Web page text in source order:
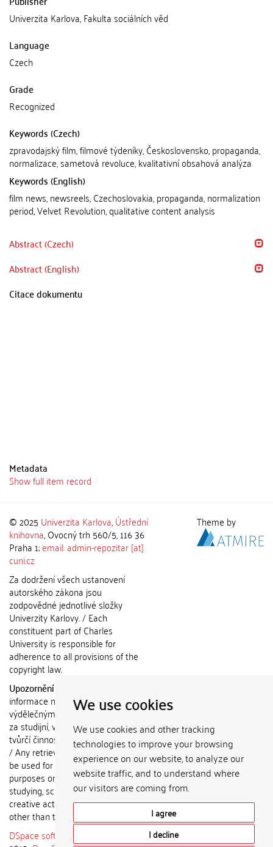
We use cookies
We use cookies and other tracking
technologies to improve your browsing
experience on our website, to analyze our
website traffic, and to understand where
our visitors are coming from.
I agree
I decline
Univerzita Karlova, Fakulta sociálních věd
Language
Czech
Grade
Recognized
Keywords (Czech)
zpravodajský film, filmové týdeníky, Československo, propaganda,
normalizace, sametová revoluce, kvalitativní obsahová analýza
Keywords (English)
film news, newsreels, Czechoslovakia, propaganda, normalization
period, Velvet Revolution, qualitative content analysis
Abstract (Czech)
Abstract (English)
Citace dokumentu
Metadata
Show full item record
© 2025 Univerzita Karlova,Ústřední
knihovna, Ovocný trh 560/5, 116 36
Praha 1;email: admin-repozitar [at]
cuni.cz
Za dodržení všech ustanovení
autorského zákona jsou
zodpovědné jednotlivé složky
Univerzity Karlovy. / Each
constituent part of Charles
University is responsible for
adherence to all provisions of the
copyright law.
Upozornění / Notice:
informace nemohou být použity k
výdělečným účelům nebo vydávány
za studijní, vědeckou nebo jinou
tvůrčí činnost jiné osoby než autora.
/ Any retrieved information shall not
be used for any commercial
purposes or claimed as results of
studying, scientific or any other
creative activities of any person
other than the author.
DSpace software
Theme by